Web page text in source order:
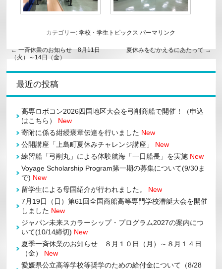
カテゴリー:学校・学生トピックス パーマリンク
←一斉休業のお知らせ 8月11日
（火）～14日（金）
夏休みをむかえるにあたって→
最近の投稿
高専ロボコン2026四国地区大会を弓削商船で開催！（申込
はこちら） New
寄附に係る紺綬褒章伝達を行いました New
公開講座「上島町夏休みチャレンジ講座」
New
練習船「弓削丸」による体験航海「一日船長」を実施 New
Voyage Scholarship Program第一期の募集について(9/30ま
で) New
留学生による母国紹介が行われました。 New
7月19日（日）第61回全国商船高等専門学校漕艇大会を開催
しました New
ジャパン未来スカラーシップ・プログラム2027の案内につ
いて(10/14締切) New
夏季一斉休業のお知らせ ８月１０日（月）～８月１４日
（金） New
愛媛県公立高等学校等奨学のための給付金について（8/28